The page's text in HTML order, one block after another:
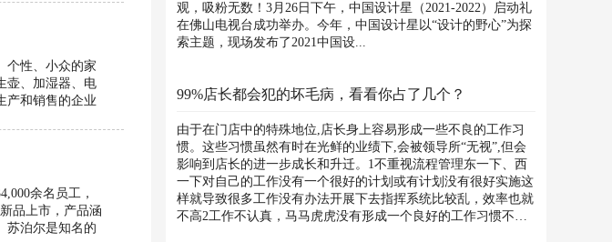
个性、小众的家
壶、加湿器、电
产和销售的企业
余名员工，
品上市，产品涵
苏泊尔是知名的
观，吸粉无数！3月26日下午，中国设计星（2021-2022）启动礼
在佛山电视台成功举办。今年，中国设计星以“设计的野心”为探
索主题，现场发布了2021中国设...
99%店长都会犯的坏毛病，看看你占了几个？
由于在门店中的特殊地位,店长身上容易形成一些不良的工作习
惯。这些习惯虽然有时在光鲜的业绩下,会被领导所“无视”,但会
影响到店长的进一步成长和升迁。1不重视流程管理东一下、西
一下对自己的工作没有一个很好的计划或有计划没有很好实施这
样就导致很多工作没有办法开展下去指挥系统比较乱，效率也就
不高2工作不认真，马马虎虎没有形成一个良好的工作习惯不